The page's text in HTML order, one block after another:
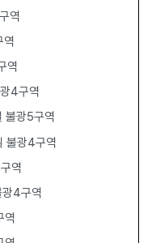
역
역
역
4구역
광5구역
광4구역
역
4구역
역